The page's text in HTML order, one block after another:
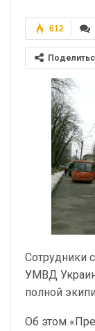
612
Сотрудники
УМВД
полной
Об этом